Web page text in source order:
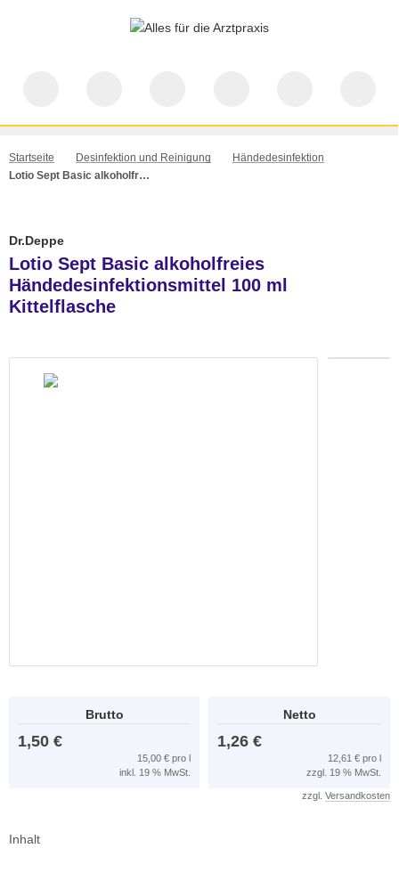
Startseite Desinfektion und Reinigung
Händedesinfektion
Lotio Sept Basic alkoholfreies Händedesinfektionsmittel 100 ml Kittelflasche
Dr.Deppe
Lotio Sept Basic alkoholfreies
Händedesinfektionsmittel 100 ml
Kittelflasche
Brutto
1,50 €
15,00 € pro l
inkl. 19 % MwSt.
Netto
1,26 €
12,61 € pro l
zzgl. 19 % MwSt.
zzgl. Versandkosten
Inhalt